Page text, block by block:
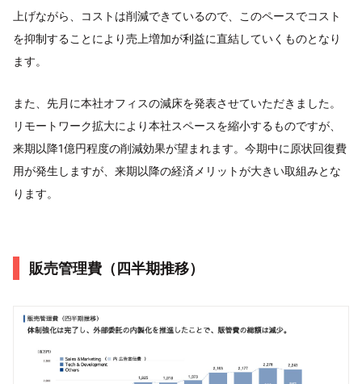
上げながら、コストは削減できているので、このペースでコスト
を抑制することにより売上増加が利益に直結していくものとなり
ます。
また、先月に本社オフィスの減床を発表させていただきました。
リモートワーク拡大により本社スペースを縮小するものですが、
来期以降1億円程度の削減効果が望まれます。今期中に原状回復費
用が発生しますが、来期以降の経済メリットが大きい取組みとな
ります。
販売管理費（四半期推移）